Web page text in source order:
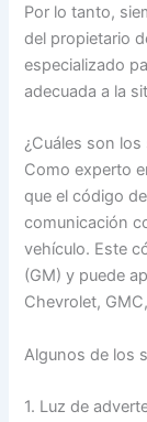
Por lo tanto,
del propietario
especializado
adecuada a la
¿Cuáles son
Como experto
que el código
comunicación
vehículo. Este
(GM) y puede
Chevrolet,
Algunos de los
1. Luz de